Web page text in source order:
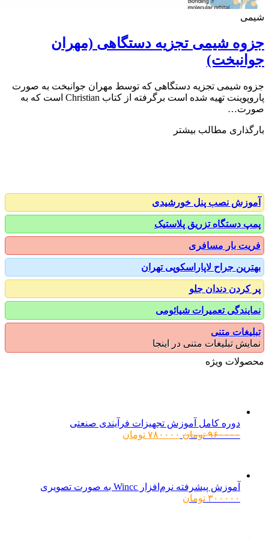
شیمی تجزیه دستگاهی (مهران
شیمی تجزیه دستگاهی که توسط مهران جوانبخت به صورت
پاروپوینت تهیه شده است برگرفته از کتاب Christian است که به
مطالب بیشتر
نصب پنل خورشیدی
دستگاه تزریق پلاستیک
بار مسافری
جراح لاپاراسکوپی تهران
دندان جلو
تعمیرات شیائومی
متنی
تبلیغات متنی در اینجا
ویژه
دوره کامل آموزش تجهیزات فرآیندی صنعتی
۹۶۰۰۰۰ تومانقیمت
۷۸۰۰۰۰ تومانقیمت
آموزش پیشرفته نرم‌افزار Wincc به صورت تصویری
۳۰۰۰۰۰ تومان